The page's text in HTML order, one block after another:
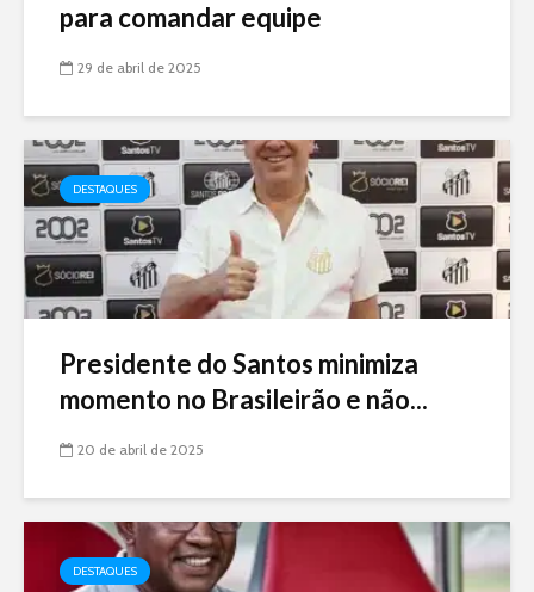
para comandar equipe
29 de abril de 2025
DESTAQUES
Presidente do Santos minimiza
momento no Brasileirão e não...
20 de abril de 2025
DESTAQUES